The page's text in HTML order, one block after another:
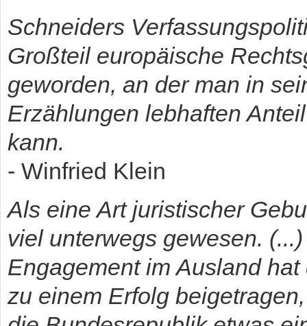
Schneiders
Großteil europäische
geworden, an der man in
Erzählungen lebhaften
kann.
- Winfried Klein
Als eine Art juristischer
viel unterwegs gewesen.
Engagement im Ausland
zu einem Erfolg